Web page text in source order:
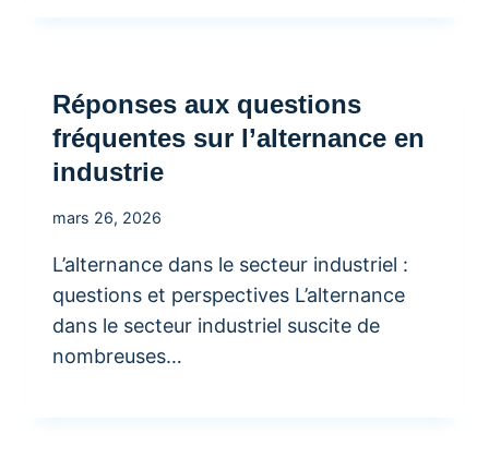
Réponses aux questions
fréquentes sur l’alternance en
industrie
mars 26, 2026
L’alternance dans le secteur industriel :
questions et perspectives L’alternance
dans le secteur industriel suscite de
nombreuses…